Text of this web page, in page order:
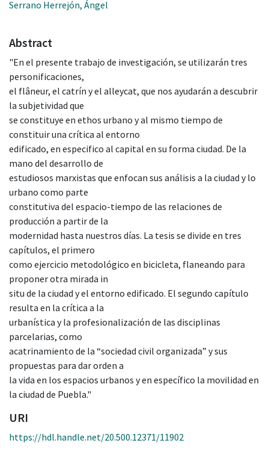
Serrano Herrejón, Ángel
Abstract
"En el presente trabajo de investigación, se utilizarán tres
personificaciones,
el flâneur, el catrín y el alleycat, que nos ayudarán a descubrir
la subjetividad que
se constituye en ethos urbano y al mismo tiempo de
constituir una crítica al entorno
edificado, en especifico al capital en su forma ciudad. De la
mano del desarrollo de
estudiosos marxistas que enfocan sus análisis a la ciudad y lo
urbano como parte
constitutiva del espacio-tiempo de las relaciones de
producción a partir de la
modernidad hasta nuestros días. La tesis se divide en tres
capítulos, el primero
como ejercicio metodológico en bicicleta, flaneando para
proponer otra mirada in
situ de la ciudad y el entorno edificado. El segundo capítulo
resulta en la crítica a la
urbanística y la profesionalización de las disciplinas
parcelarias, como
acatrinamiento de la “sociedad civil organizada” y sus
propuestas para dar orden a
la vida en los espacios urbanos y en específico la movilidad en
la ciudad de Puebla."
URI
https://hdl.handle.net/20.500.12371/11902